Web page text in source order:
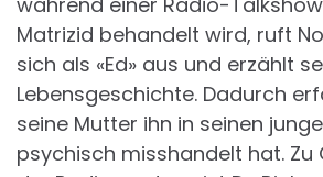
Matrizid behandelt wird, ruft
sich als «Ed» aus und erzählt
Lebensgeschichte. Dadurch
seine Mutter ihn in seinen
psychisch misshandelt hat. Zu